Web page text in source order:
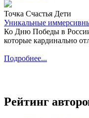
Точка Счастья Дети
Уникальные
Ко Дню Победы в
которые кардинально
Подробнее...
Рейтинг